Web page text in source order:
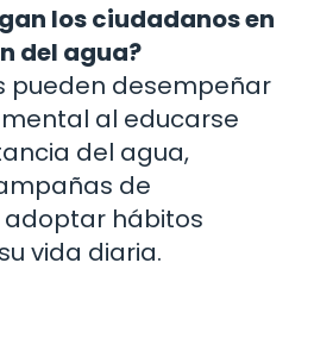
los ciudadanos en
del agua?
pueden desempeñar
al educarse
del agua,
de
adoptar hábitos
vida diaria.